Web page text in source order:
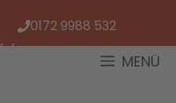
0172 9988 532
MENÜ